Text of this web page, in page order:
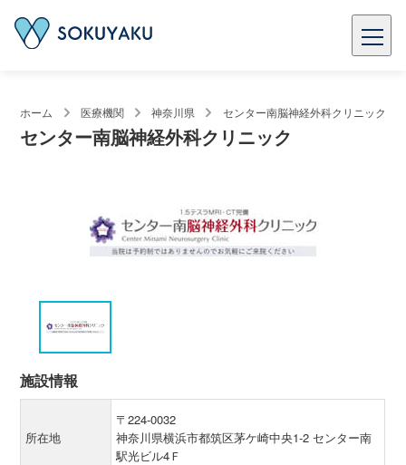
ホーム 医療機関 神奈川県 センター南脳神経外科クリニック
センター南脳神経外科クリニック
施設情報
所在地
〒224-0032
神奈川県横浜市都筑区茅ケ崎中央1-2 センター南
駅光ビル4Ｆ